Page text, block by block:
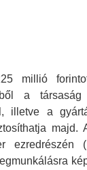
millió
a
illetve a
majd.
ezredrészén